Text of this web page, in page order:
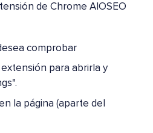
de Chrome AIOSEO
comprobar
para abrirla y
la página (aparte del